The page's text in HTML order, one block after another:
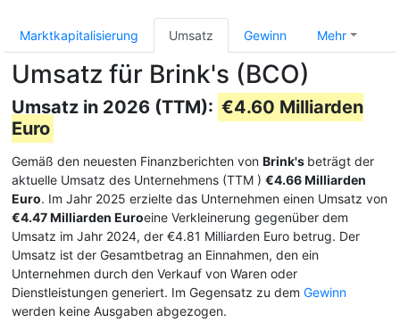
Marktkapitalisierung Umsatz Gewinn Mehr
Umsatz für Brink's (BCO)
Umsatz in 2026 (TTM): €4.60 Milliarden
Euro
Gemäß den neuesten Finanzberichten von Brink's beträgt der
aktuelle Umsatz des Unternehmens (TTM ) €4.66 Milliarden
Euro. Im Jahr 2025 erzielte das Unternehmen einen Umsatz von
€4.47 Milliarden Euroeine Verkleinerung gegenüber dem
Umsatz im Jahr 2024, der €4.81 Milliarden Euro betrug. Der
Umsatz ist der Gesamtbetrag an Einnahmen, den ein
Unternehmen durch den Verkauf von Waren oder
Dienstleistungen generiert. Im Gegensatz zu dem Gewinn
werden keine Ausgaben abgezogen.